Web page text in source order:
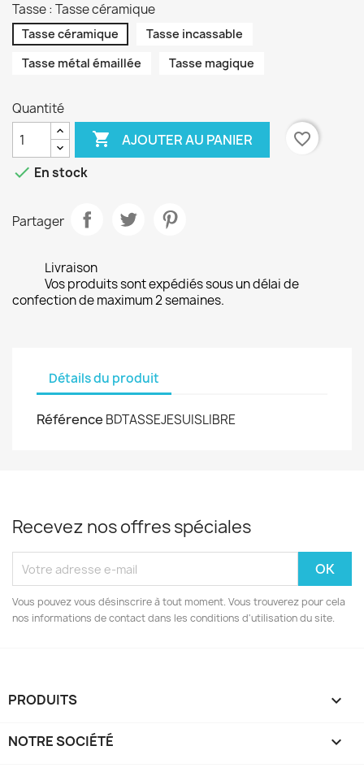
Tasse : Tasse céramique
Tasse céramique
Tasse incassable
Tasse métal émaillée
Tasse magique
Quantité
 AJOUTER AU PANIER
favorite_border
 En stock
Partager
Livraison
Vos produits sont expédiés sous un délai de
confection de maximum 2 semaines.
Détails du produit
Référence BDTASSEJESUISLIBRE
Recevez nos offres spéciales
Vous pouvez vous désinscrire à tout moment. Vous trouverez pour cela
nos informations de contact dans les conditions d'utilisation du site.
PRODUITS 
NOTRE SOCIÉTÉ 